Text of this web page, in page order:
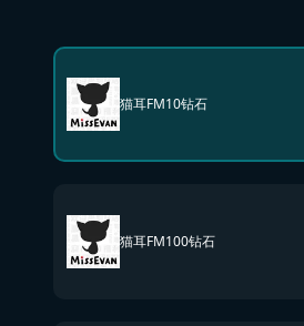
猫耳FM10钻石
猫耳FM100钻石